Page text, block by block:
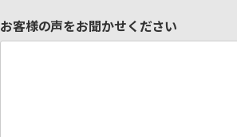
お客様の声をお聞かせください